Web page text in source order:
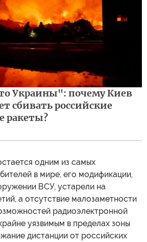
Украины": почему Киев
сбивать российские
ракеты?
одним из самых
в мире, его модификации,
ВСУ, устарели на
а отсутствие малозаметности
радиоэлектронной
уязвимым в пределах зоны
дистанции от российских